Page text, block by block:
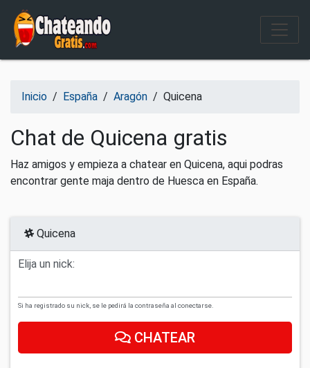
Salir del contenido
Inicio / España / Aragón / Quicena
Chat de Quicena gratis
Haz amigos y empieza a chatear en Quicena, aqui podras
encontrar gente maja dentro de Huesca en España.
Quicena
Elija un nick:
Si ha registrado su nick, se le pedirá la contraseña al conectarse.
CHATEAR